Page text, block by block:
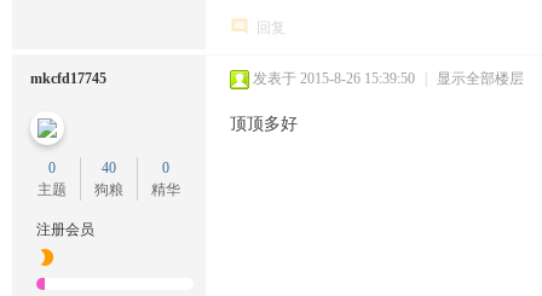
回复
mkcfd17745
0
主题
40
狗粮
0
精华
注册会员
发表于 2015-8-26 15:39:50 | 显示全部楼层
顶顶多好